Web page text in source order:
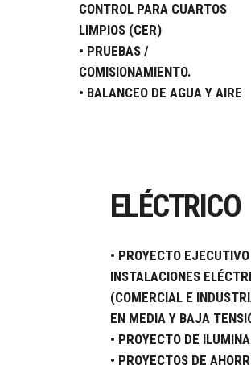
CONTROL PARA CUARTOS
LIMPIOS (CER)
• PRUEBAS /
COMISIONAMIENTO.
• BALANCEO DE AGUA Y AIRE
ELÉCTRICO
• PROYECTO
INSTALACIONES
(COMERCIAL E
EN MEDIA Y BAJA
• PROYECTO DE
• PROYECTOS DE